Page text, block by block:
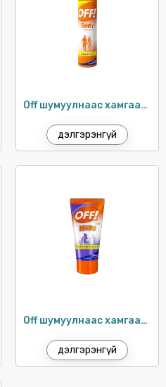
Off шумуулнаас хамгаалах гэр бүлийн шүршигч
дэлгэрэнгүй
Off шумуулнаас хамгаалах хүүхдийн тос / 50мл
дэлгэрэнгүй